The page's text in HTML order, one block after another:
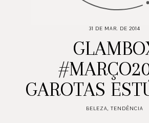
31 DE MAR. DE 2014
GAROTAS
BELEZA, TENDÊNCIA